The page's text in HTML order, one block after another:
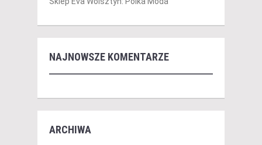
NAJNOWSZE KOMENTARZE
ARCHIWA